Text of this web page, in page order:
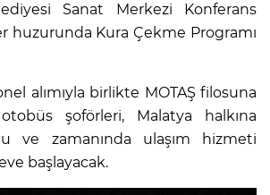
Sanat Merkezi Konferans
huzurunda Kura Çekme Programı
alımıyla birlikte MOTAŞ filosuna
şoförleri, Malatya halkına
ve zamanında ulaşım hizmeti
başlayacak.